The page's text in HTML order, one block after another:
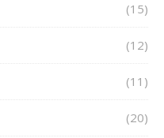
(15)
(12)
(11)
(20)